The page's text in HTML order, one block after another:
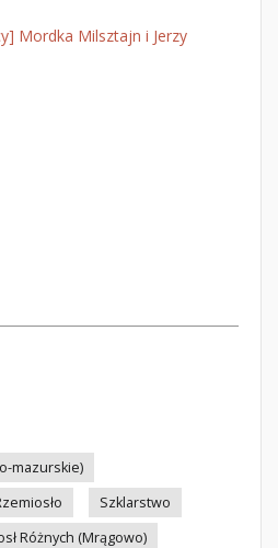
Mordka Milsztajn i Jerzy
mazurskie)
Szklarstwo
Różnych (Mrągowo)